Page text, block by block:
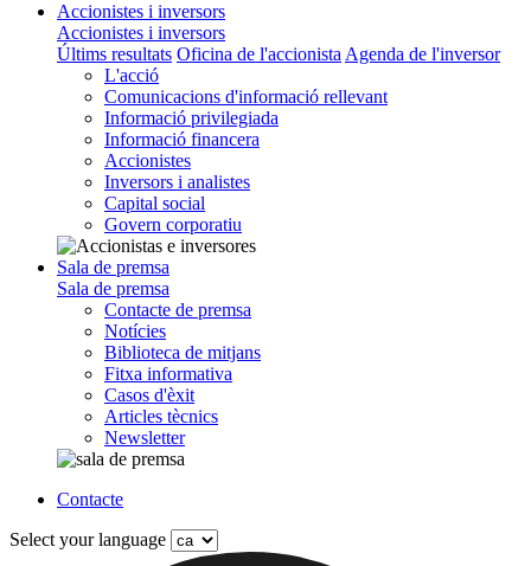
Accionistes i inversors
Accionistes i inversors
Últims resultats Oficina de l'accionista Agenda de l'inversor
L'acció
Comunicacions d'informació rellevant
Informació privilegiada
Informació financera
Accionistes
Inversors i analistes
Capital social
Govern corporatiu
Sala de premsa
Sala de premsa
Contacte de premsa
Notícies
Biblioteca de mitjans
Fitxa informativa
Casos d'èxit
Articles tècnics
Newsletter
Contacte
Select your language